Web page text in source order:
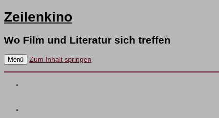
Zeilenkino
Wo Film und Literatur sich treffen
Menü Zum Inhalt springen